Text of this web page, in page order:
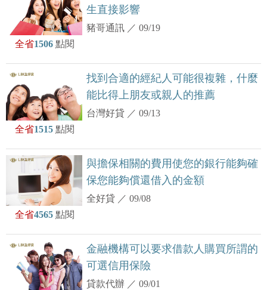
生直接影響
豬哥通訊 ／09/19
全省1506 點閱
找到合適的經紀人可能很複雜，什麼
能比得上朋友或親人的推薦
台灣好貸 ／09/13
全省1515 點閱
與擔保相關的費用使您的銀行能夠確
保您能夠償還借入的金額
全好貸 ／09/08
全省4565 點閱
金融機構可以要求借款人購買所謂的
可選信用保險
貸款代辦 ／09/01